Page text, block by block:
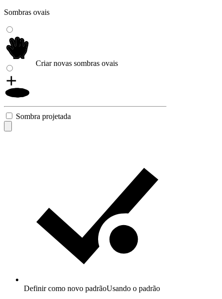
Sombras ovais
Criar novas sombras ovais
Sombra projetada
Definir como novo padrãoUsando o padrão